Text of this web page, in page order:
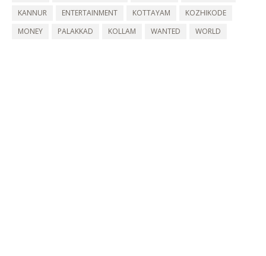
KANNUR
ENTERTAINMENT KOTTAYAM
KOZHIKODE
MONEY
PALAKKAD KOLLAM WANTED WORLD